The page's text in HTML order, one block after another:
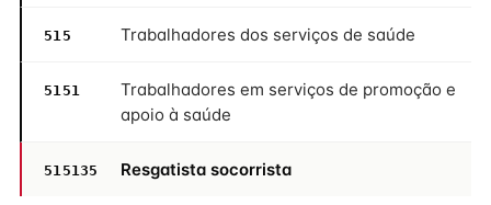
515 Trabalhadores dos serviços de saúde
5151
Trabalhadores em serviços de promoção e
apoio à saúde
515135 Resgatista socorrista